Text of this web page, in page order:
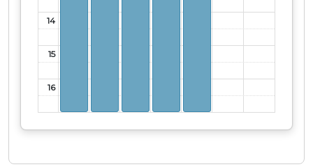
14
15
16